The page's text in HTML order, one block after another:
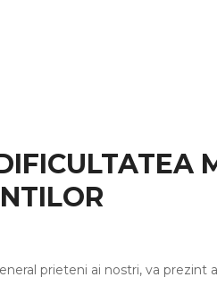
prieteni ai nostri, va prezint